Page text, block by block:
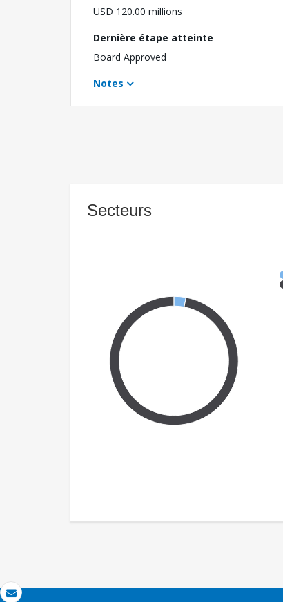
USD 120.00 millions
Dernière étape atteinte
Board Approved
Notes
Secteurs